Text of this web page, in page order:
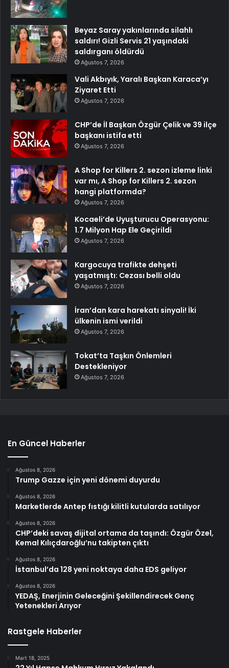
Beyaz Saray yakınlarında silahlı
saldırı! Gizli Servis 21 yaşındaki
saldırganı öldürdü
Ağustos 7, 2026
Vali Akbıyık, Yaralı Başkan Karaca’yı
Ziyaret Etti
Ağustos 7, 2026
CHP’de İl Başkan Özgür Çelik ve 39 ilçe
başkanı istifa etti
Ağustos 7, 2026
A Shop for Killers 2. sezon izleme linki
var mı, A Shop for Killers 2. sezon
hangi platformda?
Ağustos 7, 2026
Kocaeli’de Uyuşturucu Operasyonu:
1.7 Milyon Hap Ele Geçirildi
Ağustos 7, 2026
Kargocuya trafikte dehşeti
yaşatmıştı: Cezası belli oldu
Ağustos 7, 2026
İran’dan kara harekatı sinyali! İki
ülkenin ismi verildi
Ağustos 7, 2026
Tokat’ta Taşkın Önlemleri
Destekleniyor
Ağustos 7, 2026
En Güncel Haberler
Ağustos 8, 2026
Trump Gazze için yeni dönemi duyurdu
Ağustos 8, 2026
Marketlerde Antep fıstığı kilitli kutularda satılıyor
Ağustos 8, 2026
CHP’deki savaş dijital ortama da taşındı: Özgür Özel,
Kemal Kılıçdaroğlu’nu takipten çıktı
Ağustos 8, 2026
İstanbul’da 128 yeni noktaya daha EDS geliyor
Ağustos 8, 2026
YEDAŞ, Enerjinin Geleceğini Şekillendirecek Genç
Yetenekleri Arıyor
Rastgele Haberler
Mart 18, 2025